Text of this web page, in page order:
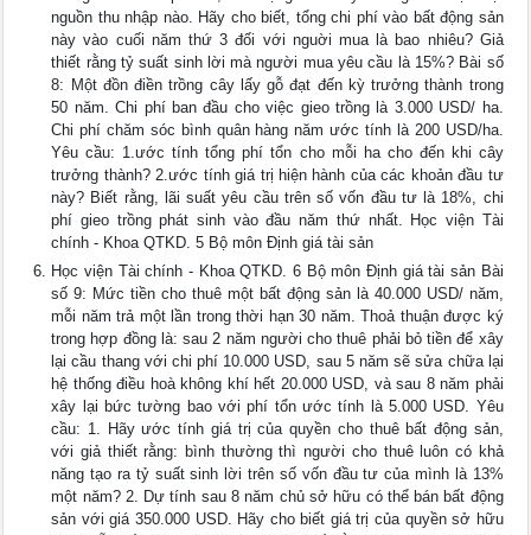
nguồn thu nhập nào. Hãy cho biết, tổng chi phí vào bất động sản
này vào cuối năm thứ 3 đối với nguời mua là bao nhiêu? Giả
thiết rằng tỷ suất sinh lời mà người mua yêu cầu là 15%? Bài số
8: Một đồn điền trồng cây lấy gỗ đạt đến kỳ trưởng thành trong
50 năm. Chi phí ban đầu cho việc gieo trồng là 3.000 USD/ ha.
Chi phí chăm sóc bình quân hàng năm ước tính là 200 USD/ha.
Yêu cầu: 1.ước tính tổng phí tổn cho mỗi ha cho đến khi cây
trưởng thành? 2.ước tính giá trị hiện hành của các khoản đầu tư
này? Biết rằng, lãi suất yêu cầu trên số vốn đầu tư là 18%, chi
phí gieo trồng phát sinh vào đầu năm thứ nhất. Học viện Tài
chính - Khoa QTKD. 5 Bộ môn Định giá tài sản
Học viện Tài chính - Khoa QTKD. 6 Bộ môn Định giá tài sản Bài
số 9: Mức tiền cho thuê một bất động sản là 40.000 USD/ năm,
mỗi năm trả một lần trong thời hạn 30 năm. Thoả thuận được ký
trong hợp đồng là: sau 2 năm người cho thuê phải bỏ tiền để xây
lại cầu thang với chi phí 10.000 USD, sau 5 năm sẽ sửa chữa lại
hệ thống điều hoà không khí hết 20.000 USD, và sau 8 năm phải
xây lại bức tường bao với phí tổn ước tính là 5.000 USD. Yêu
cầu: 1. Hãy ước tính giá trị của quyền cho thuê bất động sản,
với giả thiết rằng: bình thường thì người cho thuê luôn có khả
năng tạo ra tỷ suất sinh lời trên số vốn đầu tư của mình là 13%
một năm? 2. Dự tính sau 8 năm chủ sở hữu có thể bán bất động
sản với giá 350.000 USD. Hãy cho biết giá trị của quyền sở hữu